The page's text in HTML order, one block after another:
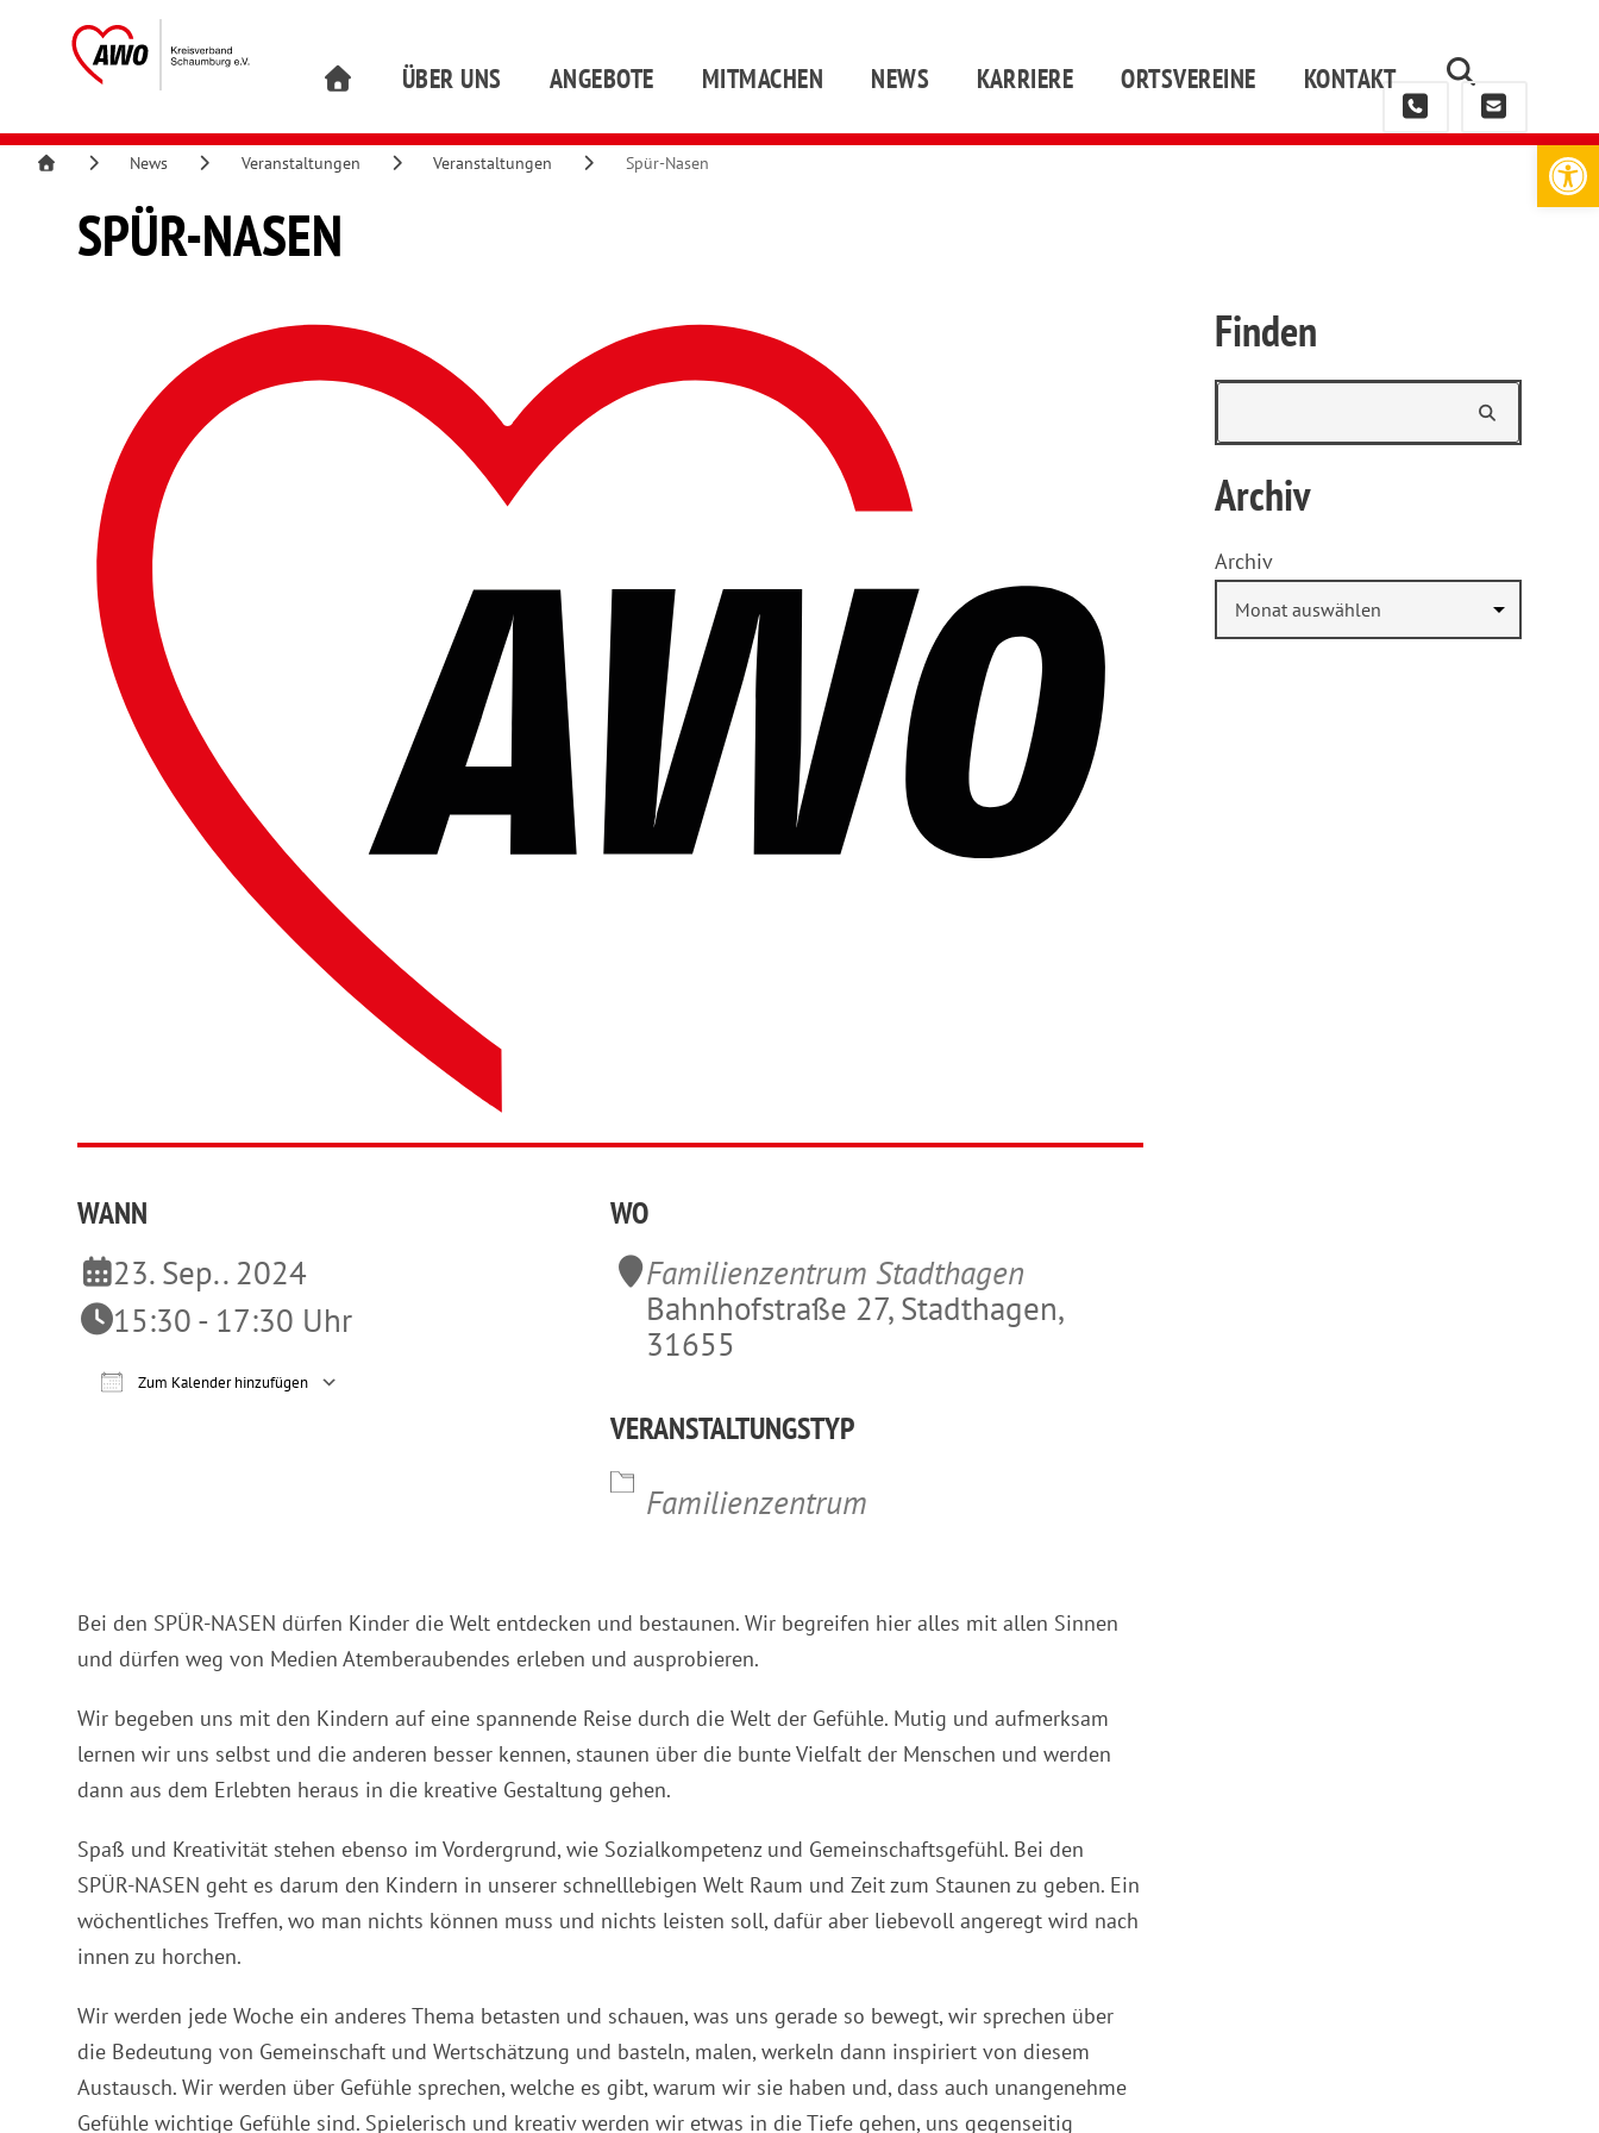
ÜBER UNS ANGEBOTE MITMACHEN NEWS KARRIERE ORTSVEREINE KONTAKT
News Veranstaltungen Veranstaltungen Spür-Nasen
SPÜR-NASEN
WANN
23. Sep.. 2024
15:30 - 17:30 Uhr
Zum Kalender hinzufügen
Google Kalender iCalendar
WO
Familienzentrum Stadthagen
Bahnhofstraße 27, Stadthagen,
31655
VERANSTALTUNGSTYP
Familienzentrum
Bei den SPÜR-NASEN dürfen Kinder die Welt entdecken und bestaunen. Wir begreifen hier alles mit allen Sinnen
und dürfen weg von Medien Atemberaubendes erleben und ausprobieren.
Wir begeben uns mit den Kindern auf eine spannende Reise durch die Welt der Gefühle. Mutig und aufmerksam
lernen wir uns selbst und die anderen besser kennen, staunen über die bunte Vielfalt der Menschen und werden
dann aus dem Erlebten heraus in die kreative Gestaltung gehen.
Spaß und Kreativität stehen ebenso im Vordergrund, wie Sozialkompetenz und Gemeinschaftsgefühl. Bei den
SPÜR-NASEN geht es darum den Kindern in unserer schnelllebigen Welt Raum und Zeit zum Staunen zu geben. Ein
wöchentliches Treffen, wo man nichts können muss und nichts leisten soll, dafür aber liebevoll angeregt wird nach
innen zu horchen.
Wir werden jede Woche ein anderes Thema betasten und schauen, was uns gerade so bewegt, wir sprechen über
die Bedeutung von Gemeinschaft und Wertschätzung und basteln, malen, werkeln dann inspiriert von diesem
Austausch. Wir werden über Gefühle sprechen, welche es gibt, warum wir sie haben und, dass auch unangenehme
Gefühle wichtige Gefühle sind. Spielerisch und kreativ werden wir etwas in die Tiefe gehen, uns gegenseitig
Finden
Archiv
Archiv
Werkzeugleiste öffnen